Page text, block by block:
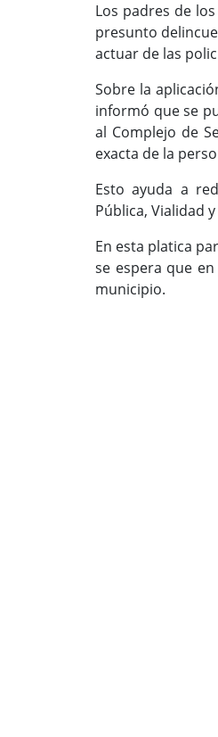
Los padres de
presunto
actuar de las
Sobre la
informó que se
al Complejo de
exacta de la
Esto ayuda a
Pública, Vialidad
En esta platica
se espera que
municipio.